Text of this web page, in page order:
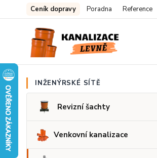
Ceník dopravy Poradna Reference
INŽENÝRSKÉ SÍTĚ
Revizní šachty
Venkovní kanalizace